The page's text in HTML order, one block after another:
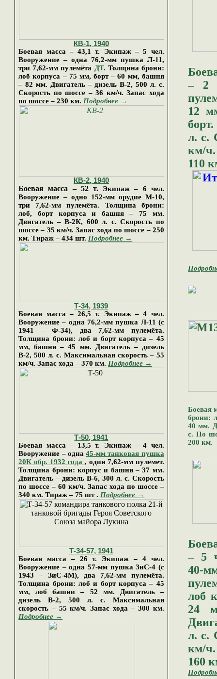
КВ-1, 1940
Боевая масса – 43,1
т. Экипаж – 5 чел.
Вооружение – одна 76,2-мм пушка Л-11,
три 7,62-мм пулемёта ДТ. Толщина брони:
лоб корпуса – 75 мм, борт – 60 мм, башня
– 82 мм. Двигатель – дизель В-2,500 л. с.
Скорость по шоссе –36 км/ч. Запас хода
по шоссе – 230 км. Подробнее →
КВ-2, 1940
Боевая масса – 52 т. Экипаж – 6 чел.
Вооружение – одно 152-мм орудие М-10,
три 7,62-мм пулемёта. Толщина брони:
лоб, борт корпуса и башня – 75 мм.
Двигатель – В-2К, 600 л. с. Скорость по
шоссе – 35 км/ч. Запас хода по шоссе – 250
км.Тираж– 434 шт. Подробнее →
Т-34, 1939
Боевая масса – 26,5 т. Экипаж – 4 чел.
Вооружение – одна 76,2-мм пушка Л-11 (с
1941–Ф-34), два 7,62-мм пулемёта.
Толщина брони: лоб и борт корпуса – 45
мм, башня – 45 мм. Двигатель – дизель
В-2, 500 л. с. Максимальная скорость – 55
км/ч. Запас хода – 370 км. Подробнее →
Т-50, 1941
Боевая масса – 13,5 т. Экипаж – 4 чел.
Вооружение – одна45-мм танковая пушка
20К обр. 1932 года , один 7,62-мм пулемет.
Толщина брони: корпус и башня – 37 мм.
Двигатель – дизель В-6, 300 л. с. Скорость
по шоссе – 60 км/ч. Запас хода по шоссе –
340 км. Тираж– 75 шт . Подробнее →
Т-34-57, 1941
Боевая масса – 26 т. Экипаж – 4 чел.
Вооружение – одна 57-мм пушка ЗиС-4 (с
1943–ЗиС-4М), два 7,62-мм пулемёта.
Толщина брони: лоб и борт корпуса – 45
мм, лоб башни – 52 мм. Двигатель –
дизель В-2, 500 л. с. Максимальная
скорость – 55 км/ч. Запас хода – 300 км.
Подробнее →
– 2
12
л. с.
км/ч.
110
Боевая
брони:
40 мм.
с. По
200 км.
– 5
40-
лоб
24
л. с.
км/ч.
160